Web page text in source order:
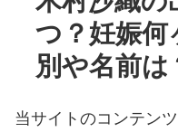
つ？妊娠
別や名前は
当サイトのコンテン